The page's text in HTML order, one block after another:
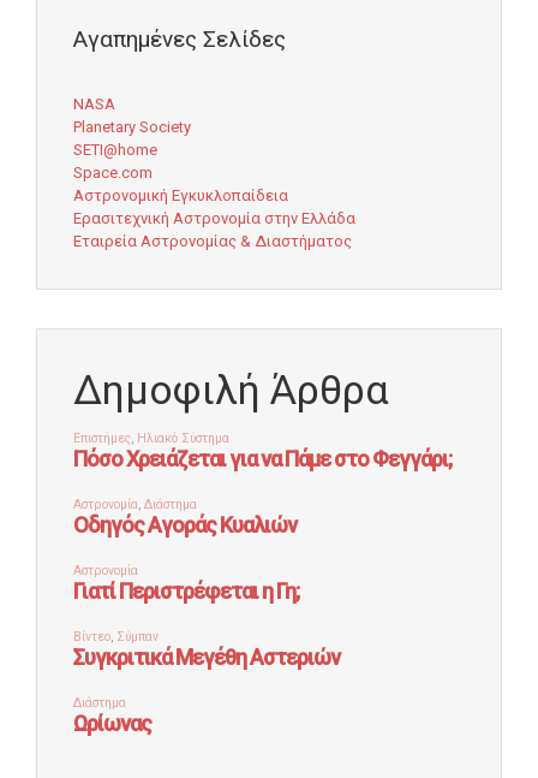
Αγαπημένες Σελίδες
NASA
Planetary Society
SETI@home
Space.com
Αστρονομική Εγκυκλοπαίδεια
Ερασιτεχνική Αστρονομία στην Ελλάδα
Εταιρεία Αστρονομίας & Διαστήματος
Δημοφιλή Άρθρα